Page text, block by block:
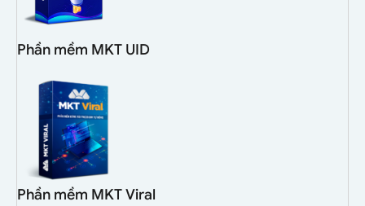
Phần mềm MKT UID
Phần mềm MKT Viral